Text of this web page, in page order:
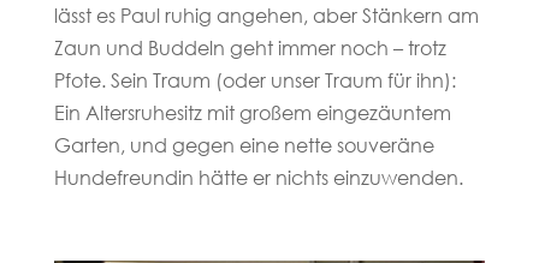
lässt es Paul ruhig angehen, aber Stänkern am
Zaun und Buddeln geht immer noch – trotz
Pfote. Sein Traum (oder unser Traum für ihn):
Ein Altersruhesitz mit großem eingezäuntem
Garten, und gegen eine nette souveräne
Hundefreundin hätte er nichts einzuwenden.